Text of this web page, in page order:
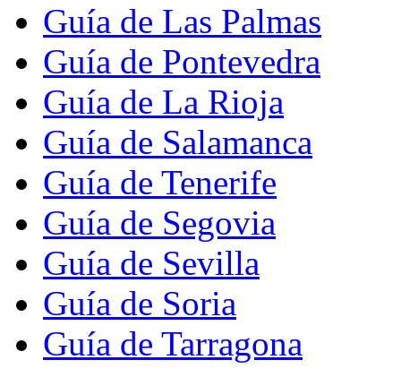
Guía de Las Palmas
Guía de Pontevedra
Guía de La Rioja
Guía de Salamanca
Guía de Tenerife
Guía de Segovia
Guía de Sevilla
Guía de Soria
Guía de Tarragona